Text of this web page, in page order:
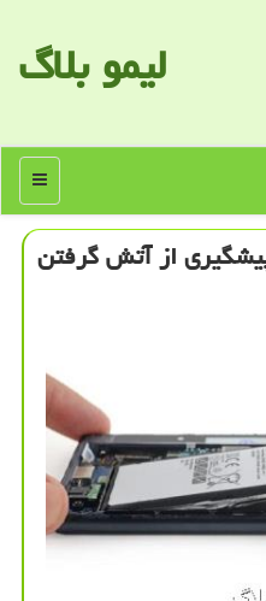
لیمو بلاگ
منو
از آتش گرفتن